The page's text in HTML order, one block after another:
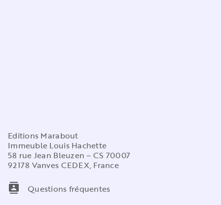
Editions Marabout
Immeuble Louis Hachette
58 rue Jean Bleuzen – CS 70007
92178 Vanves CEDEX, France
contacts
Questions fréquentes